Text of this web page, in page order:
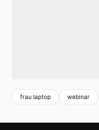
frau laptop webinar